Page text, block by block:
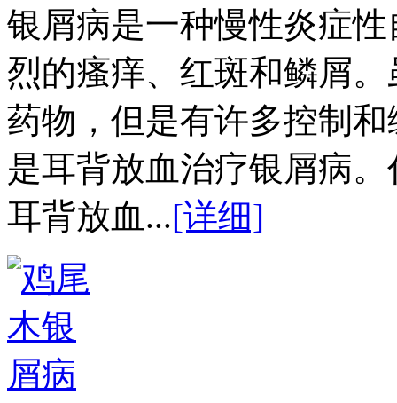
银屑病是一种慢性炎症
烈的瘙痒、红斑和鳞屑
药物，但是有许多控制
是耳背放血治疗银屑病
耳背放血...[详细]